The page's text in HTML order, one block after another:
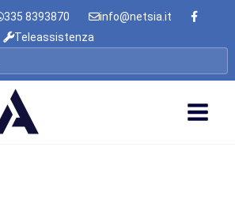
335 8393870 info@netsia.it
Teleassistenza